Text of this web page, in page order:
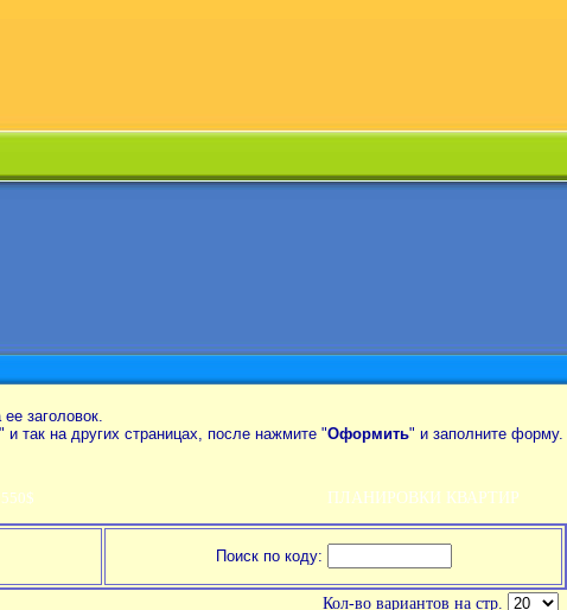
заголовок.
" и так на других страницах, после нажмите "Оформить" и заполните форму.
ПЛАНИРОВКИ КВАРТИР
Поиск по коду:
Кол-во вариантов на стр.